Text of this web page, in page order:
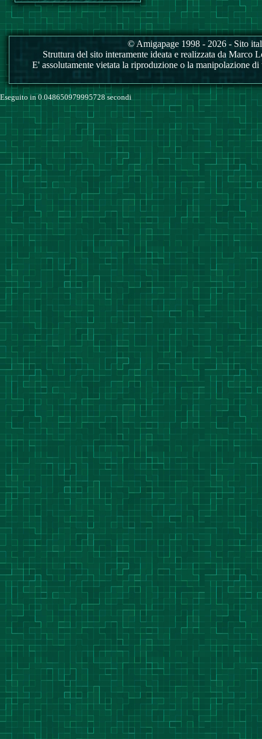
© Amigapage 1998 - 2026 - Sito
Struttura del sito interamente ideata e realizzata da
E' assolutamente vietata la riproduzione o la manipolazione
Eseguito in 0.048650979995728 secondi